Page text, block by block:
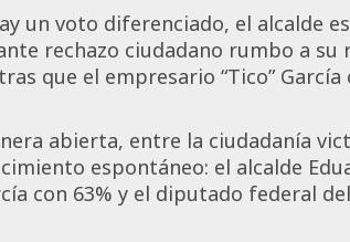
un voto diferenciado, el alcalde
rechazo ciudadano rumbo a su
que el empresario “Tico”
abierta, entre la ciudadanía
espontáneo: el alcalde
con 63% y el diputado federal